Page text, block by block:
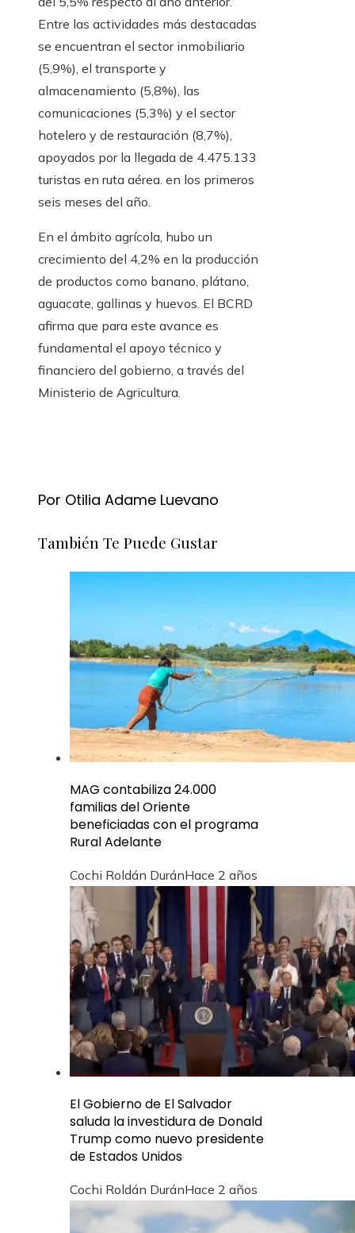
Entre las actividades más destacadas
se encuentran el sector inmobiliario
(5,9%), el transporte y
almacenamiento (5,8%), las
comunicaciones (5,3%) y el sector
hotelero y de restauración (8,7%),
apoyados por la llegada de 4.475.133
turistas en ruta aérea. en los primeros
seis meses del año.
En el ámbito agrícola, hubo un
crecimiento del 4,2% en la producción
de productos como banano, plátano,
aguacate, gallinas y huevos. El BCRD
afirma que para este avance es
fundamental el apoyo técnico y
financiero del gobierno, a través del
Ministerio de Agricultura.
Por Otilia Adame Luevano
También Te Puede Gustar
MAG contabiliza 24.000
familias del Oriente
beneficiadas con el programa
Rural Adelante
Cochi Roldán DuránHace 2 años
El Gobierno de El Salvador
saluda la investidura de Donald
Trump como nuevo presidente
de Estados Unidos
Cochi Roldán DuránHace 2 años